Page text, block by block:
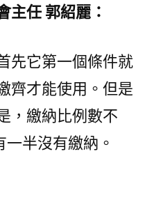
主任 郭紹麗：
先它第一個條件就
齊才能使用。但是
，繳納比例數不
半沒有繳納。